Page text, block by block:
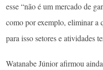
esse “não é um mercado de
como por exemplo, eliminar a
para isso setores e atividades
Watanabe Júnior afirmou